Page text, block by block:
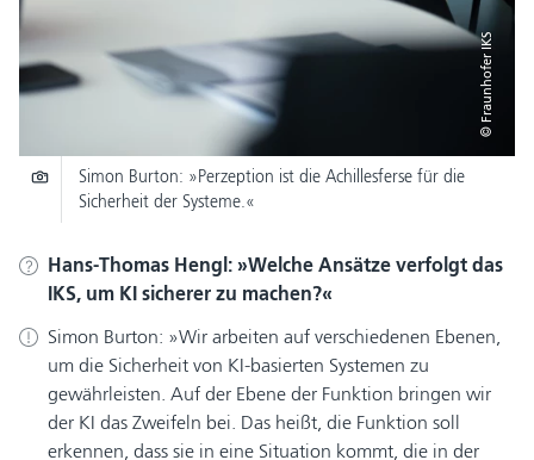
© Fraunhofer IKS
Simon Burton: »Perzeption ist die Achillesferse für die
Sicherheit der Systeme.«
Hans-Thomas Hengl:
Welche Ansätze verfolgt das
IKS, um KI sicherer zu machen?
Simon Burton:
Wir arbeiten auf verschiedenen Ebenen,
um die Sicherheit von KI-basierten Systemen zu
gewährleisten. Auf der Ebene der Funktion bringen wir
der KI das Zweifeln bei. Das heißt, die Funktion soll
erkennen, dass sie in eine Situation kommt, die in der